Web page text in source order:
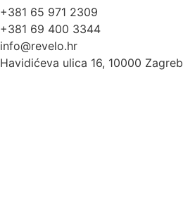
+381 65 971 2309
+381 69 400 3344
info@revelo.hr
Havidićeva ulica 16, 10000 Zagreb